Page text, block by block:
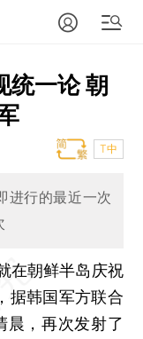
统一论 朝
T中
进行的最近一次
在朝鲜半岛庆祝
据韩国军方联合
晨，再次发射了